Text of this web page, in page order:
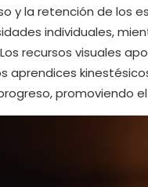
y la retención de los
individuales,
recursos visuales
aprendices
promoviendo